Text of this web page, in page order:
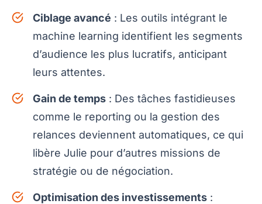
Ciblage avancé : Les outils intégrant le
machine learning identifient les segments
d’audience les plus lucratifs, anticipant
leurs attentes.
Gain de temps : Des tâches fastidieuses
comme le reporting ou la gestion des
relances deviennent automatiques, ce qui
libère Julie pour d’autres missions de
stratégie ou de négociation.
Optimisation des investissements :